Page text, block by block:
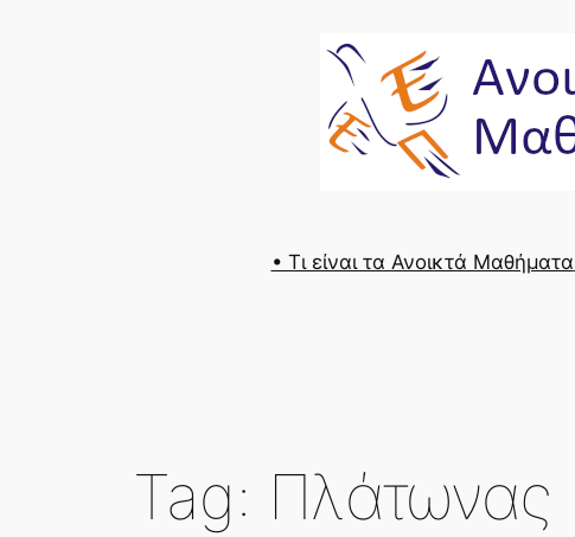
• Τι είναι τα Ανοικτά Μαθήματα
Tag: Πλάτωνας